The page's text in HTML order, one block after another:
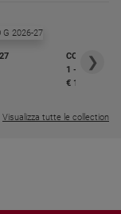
COLLANA
1 - 2
€ 18,50
❯
Visualizza tutte le collection